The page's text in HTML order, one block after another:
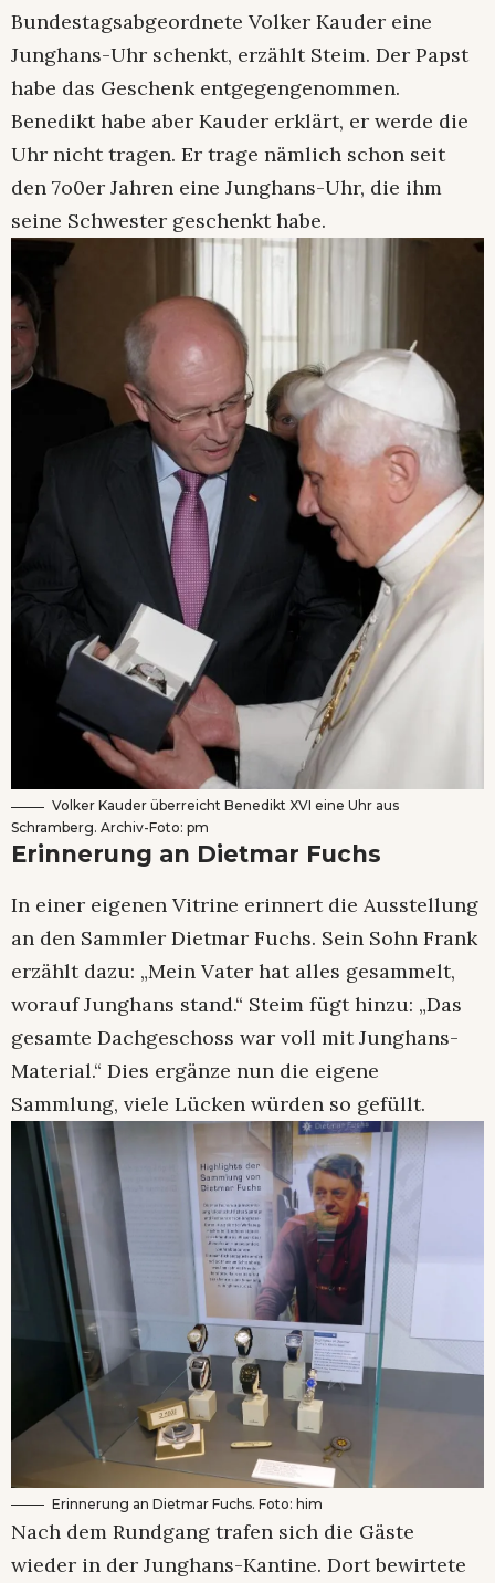
Bundestagsabgeordnete Volker Kauder eine
Junghans-Uhr schenkt, erzählt Steim. Der Papst
habe das Geschenk entgegengenommen.
Benedikt habe aber Kauder erklärt, er werde die
Uhr nicht tragen. Er trage nämlich schon seit
den 7o0er Jahren eine Junghans-Uhr, die ihm
seine Schwester geschenkt habe.
Volker Kauder überreicht Benedikt XVI eine Uhr aus
Schramberg. Archiv-Foto: pm
Erinnerung an Dietmar Fuchs
In einer eigenen Vitrine erinnert die Ausstellung
an den Sammler Dietmar Fuchs. Sein Sohn Frank
erzählt dazu: „Mein Vater hat alles gesammelt,
worauf Junghans stand.“ Steim fügt hinzu: „Das
gesamte Dachgeschoss war voll mit Junghans-
Material.“ Dies ergänze nun die eigene
Sammlung, viele Lücken würden so gefüllt.
Erinnerung an Dietmar Fuchs. Foto: him
Nach dem Rundgang trafen sich die Gäste
wieder in der Junghans-Kantine. Dort bewirtete